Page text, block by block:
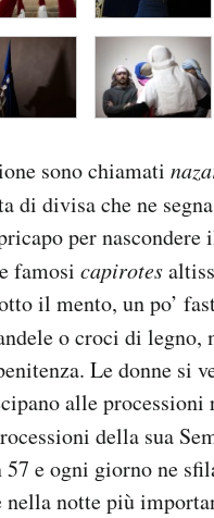
sono chiamati
di divisa che ne segna
per
famosi capirotes
il mento, un po’
o croci di legno,
Le donne si
alle processioni
della sua
e ogni giorno ne
notte più